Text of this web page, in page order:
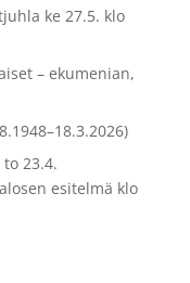
ke 27.5. klo
– ekumenian,
23.4.
esitelmä klo